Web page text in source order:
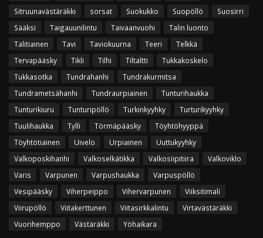
Sitruunavästäräkki
sorsat Suokukko Suopöllö
Suosirri
Sääksi
Taigauunilintu Taivaanvuohi
Talin luonto
Talitiainen
Tavi Taviokuurna Teeri
Telkkä
Tervapääsky
Tikli Tilhi Tiltaltti
Tukkakoskelo
Tukkasotka
Tundrahanhi
Tundrakurmitsa
Tundrametsähanhi
Tundraurpiainen
Tunturihaukka
Tunturikiuru
Tunturipöllö Turkinkyyhky
Turturikyyhky
Tuulihaukka
Tylli Törmäpääsky
Töyhtöhyyppä
Töyhtötiainen
Uivelo Urpiainen
Uuttukyyhky
Valkoposkihanhi
Valkoselkätikka Valkosiipitiira
Valkoviklo
Varis
Varpunen Varpushaukka
Varpuspöllö
Vesipääsky
Viherpeippo Vihervarpunen
Viiksitimali
Viirupöllö
Viitakerttunen Viitasirkkalintu
Virtavästäräkki
Vuorihemppo
Västäräkki Yöhaikara